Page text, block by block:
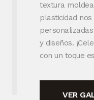
textura
plasticidad
y diseños.
con un toque
VER